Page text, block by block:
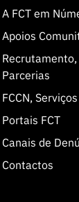
A FCT em
Apoios
Parcerias
FCCN,
Portais FCT
Canais de
Contactos